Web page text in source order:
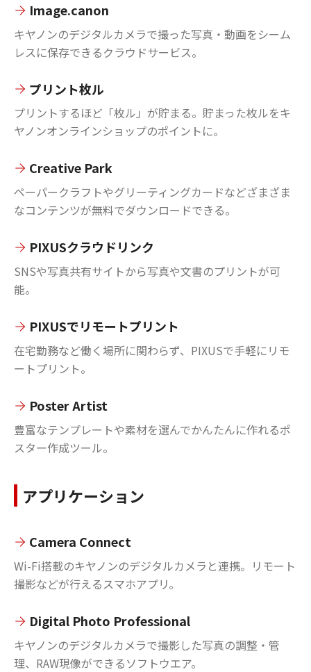
Image.canon
キヤノンのデジタルカメラで撮った写真・動画をシーム
レスに保存できるクラウドサービス。
プリント枚ル
プリントするほど「枚ル」が貯まる。貯まった枚ルをキ
ヤノンオンラインショップのポイントに。
Creative Park
ペーパークラフトやグリーティングカードなどざまざま
なコンテンツが無料でダウンロードできる。
PIXUSクラウドリンク
SNSや写真共有サイトから写真や文書のプリントが可
能。
PIXUSでリモートプリント
在宅勤務など働く場所に関わらず、PIXUSで手軽にリモ
ートプリント。
Poster Artist
豊富なテンプレートや素材を選んでかんたんに作れるポ
スター作成ツール。
アプリケーション
Camera Connect
Wi-Fi搭載のキヤノンのデジタルカメラと連携。リモート
撮影などが行えるスマホアプリ。
Digital Photo Professional
キヤノンのデジタルカメラで撮影した写真の調整・管
理、RAW現像ができるソフトウエア。